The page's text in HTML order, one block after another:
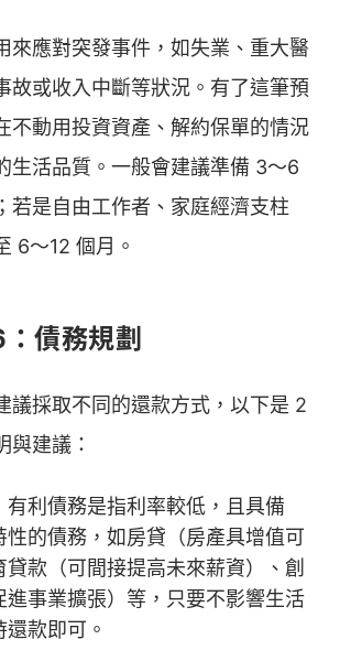
來應對突發事件，如失業、重大醫
故或收入中斷等狀況。有了這筆預
不動用投資資產、解約保單的情況
生活品質。一般會建議準備 3～6
若是自由工作者、家庭經濟支柱
6～12 個月。
債務規劃
議採取不同的還款方式，以下是 2
與建議：
有利債務是指利率較低，且具備
性的債務，如房貸（房產具增值可
貸款（可間接提高未來薪資）、創
進事業擴張）等，只要不影響生活
款即可。